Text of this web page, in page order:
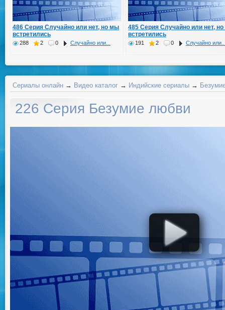
486 Серия Случайно или нет, но мы
встретились
288 2 0 Случайно или...
485 Серия Случайно или нет,
встретились
191 2 0 Случайно
Сериалы онлайн → Видео каталог → Индийские сериалы →
226 Серия Безумие любви